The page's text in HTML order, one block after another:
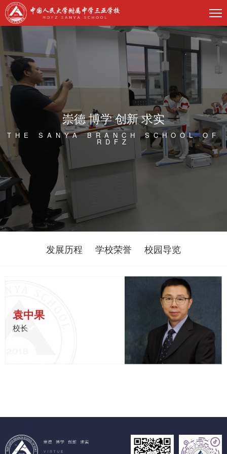
崇德 博学 创新 求实
THE SANYA BRANCH SCHOOL OF
RDFZ
发展历程 学校荣誉 校园导览
袁中果
校长